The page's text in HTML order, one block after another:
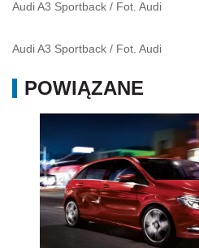
Audi A3 Sportback / Fot. Audi
Audi A3 Sportback / Fot. Audi
POWIĄZANE